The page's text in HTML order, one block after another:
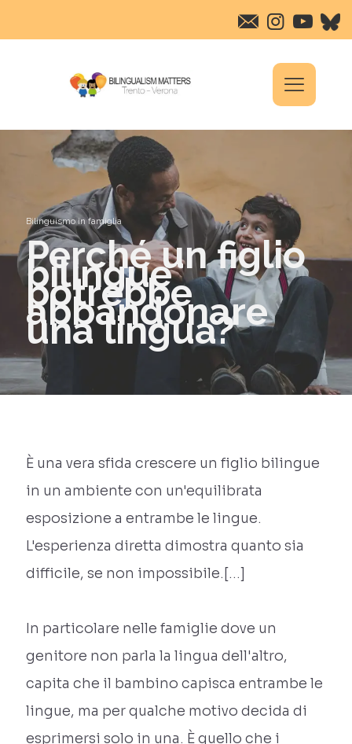
Bilinguismo in famiglia
Perché un figlio
bilingue
potrebbe
abbandonare
una lingua?
È una vera sfida crescere un figlio bilingue
in un ambiente con un'equilibrata
esposizione a entrambe le lingue.
L'esperienza diretta dimostra quanto sia
difficile, se non impossibile.[…]
In particolare nelle famiglie dove un
genitore non parla la lingua dell'altro,
capita che il bambino capisca entrambe le
lingue, ma per qualche motivo decida di
esprimersi solo in una. È quello che i